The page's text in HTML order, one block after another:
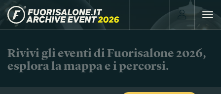
Toggle
Rivivi gli eventi di Fuorisalone 2026,
esplora la mappa e i percorsi.